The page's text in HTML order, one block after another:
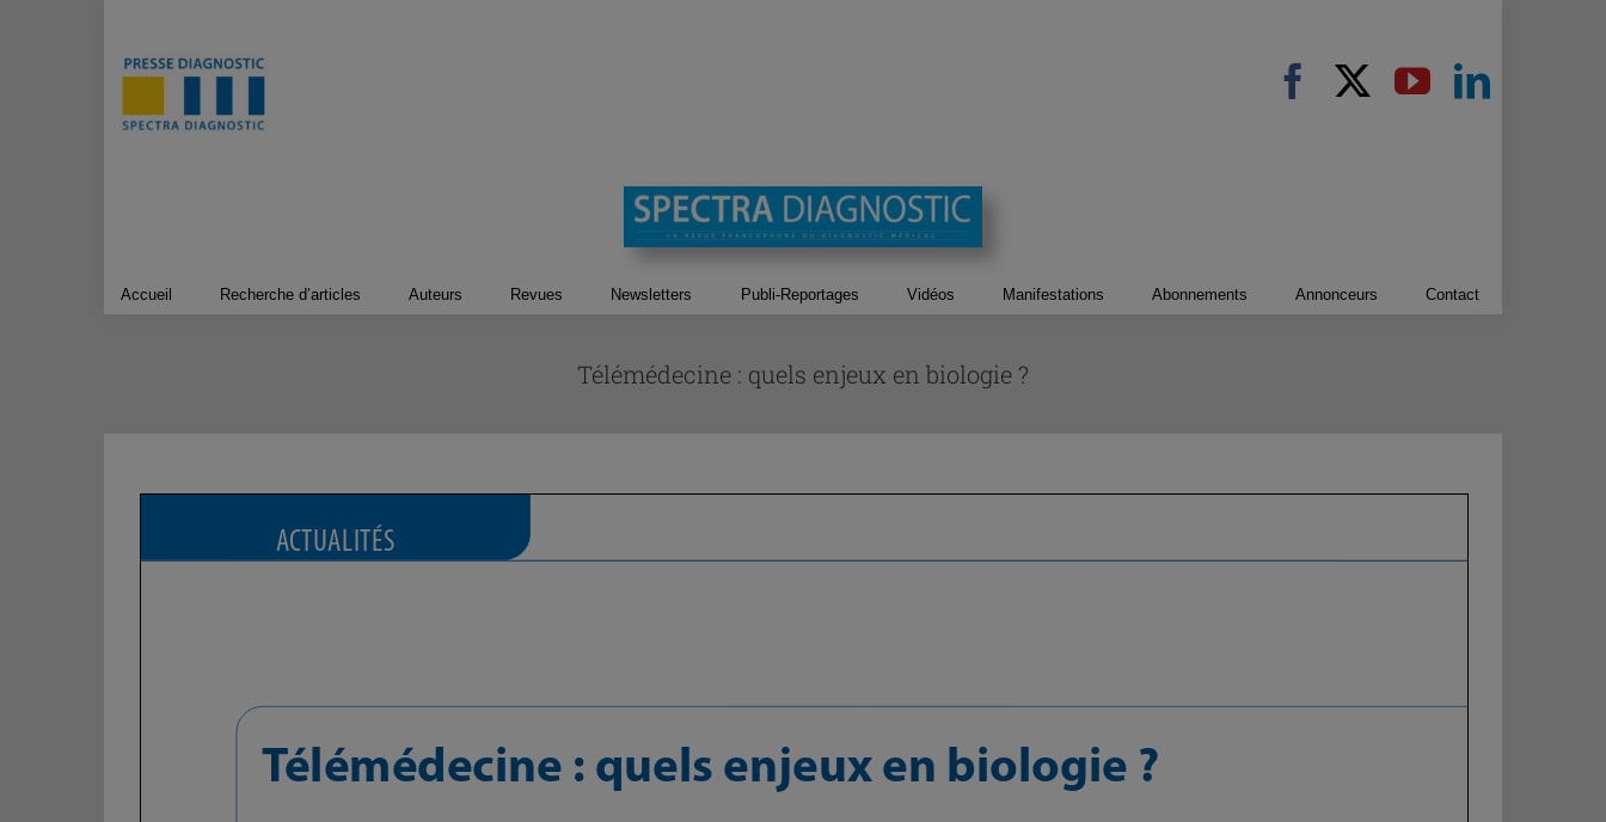
Accueil Recherche d’articles Auteurs Revues Newsletters Publi-Reportages Vidéos Manifestations Abonnements Annonceurs Contact
Télémédecine : quels enjeux en biologie ?